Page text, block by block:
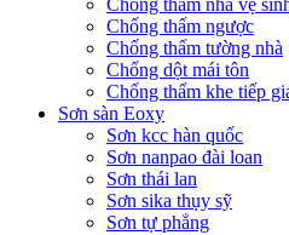
Chống thấm nhà vệ
Chống thấm ngược
Chống thấm tường nhà
Chống dột mái tôn
Chống thấm khe tiếp
Sơn sàn Eoxy
Sơn kcc hàn quốc
Sơn nanpao đài loan
Sơn thái lan
Sơn sika thụy sỹ
Sơn tự phẳng